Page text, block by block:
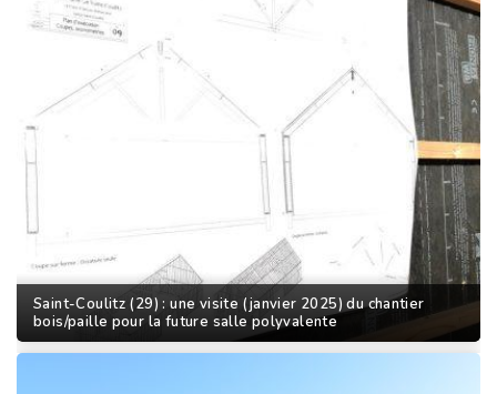
Saint-Coulitz (29) : une visite (janvier 2025) du chantier
bois/paille pour la future salle polyvalente